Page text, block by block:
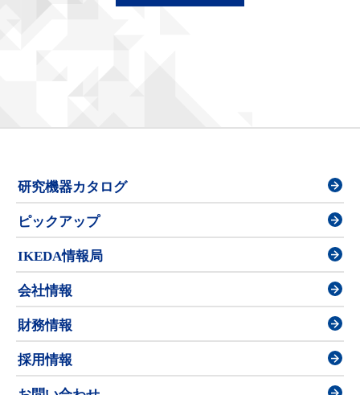
研究機器カタログ
ピックアップ
IKEDA情報局
会社情報
財務情報
採用情報